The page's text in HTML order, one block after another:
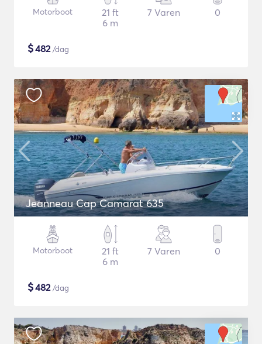
Motorboot
21 ft
6 m
7 Varen 0
$482/dag
Jeanneau Cap Camarat 635
Motorboot
21 ft
6 m
7 Varen 0
$482/dag